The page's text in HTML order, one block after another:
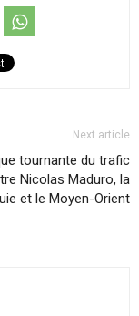
Next article
tournante du trafic
Nicolas Maduro, la
et le Moyen-Orient